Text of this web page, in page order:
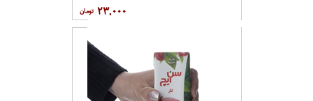
۲۳,۰۰۰